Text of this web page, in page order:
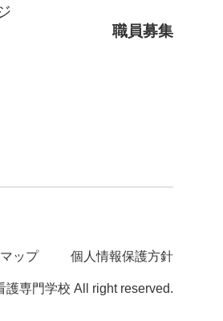
職員募集
ップ 個人情報保護方針
護専門学校 All right reserved.